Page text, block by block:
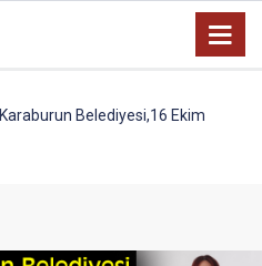
Karaburun Belediyesi,16 Ekim